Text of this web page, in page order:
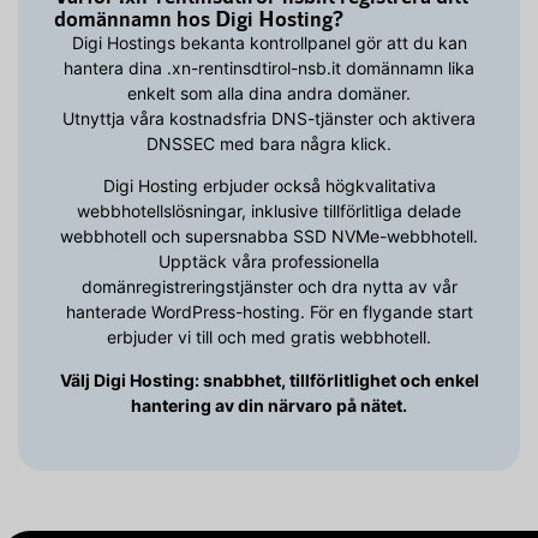
domännamn hos Digi Hosting?
Digi Hostings bekanta kontrollpanel gör att du kan
hantera dina .xn-rentinsdtirol-nsb.it domännamn lika
enkelt som alla dina andra domäner.
Utnyttja våra kostnadsfria DNS-tjänster och aktivera
DNSSEC med bara några klick.
Digi Hosting erbjuder också högkvalitativa
webbhotellslösningar, inklusive tillförlitliga delade
webbhotell och supersnabba SSD NVMe-webbhotell.
Upptäck våra professionella
domänregistreringstjänster och dra nytta av vår
hanterade WordPress-hosting. För en flygande start
erbjuder vi till och med gratis webbhotell.
Välj Digi Hosting: snabbhet, tillförlitlighet och enkel
hantering av din närvaro på nätet.